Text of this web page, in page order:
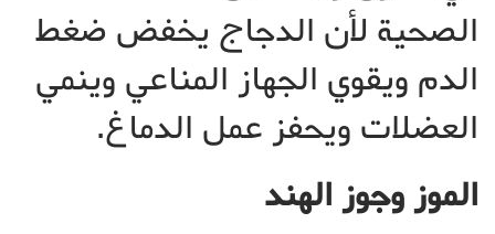
الصحية لأن الدجاج يخفض ضغط
الدم ويقوي الجهاز المناعي وينمي
العضلات ويحفز عمل الدماغ.
الموز وجوز الهند